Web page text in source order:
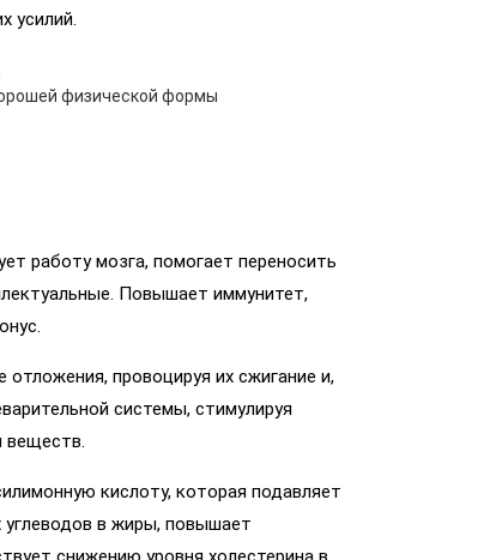
усилий.
физической формы
работу мозга, помогает переносить
Повышает иммунитет,
провоцируя их сжигание и,
системы, стимулируя
веществ.
кислоту, которая подавляет
в жиры, повышает